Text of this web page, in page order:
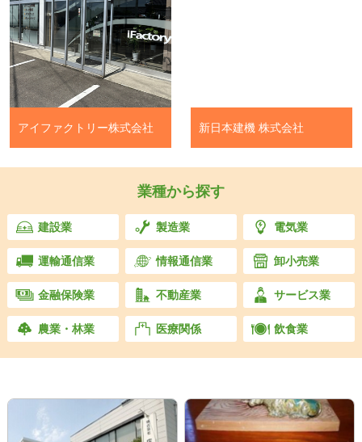
アイファクトリー株式会社 新日本建機 株式会社
業種から探す
建設業 製造業 電気業
運輸通信業 情報通信業 卸小売業
金融保険業 不動産業 サービス業
農業・林業 医療関係 飲食業